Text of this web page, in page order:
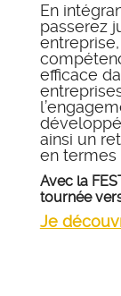
En
passerez
efficace
ainsi un
en termes
Avec la
tournée
Je